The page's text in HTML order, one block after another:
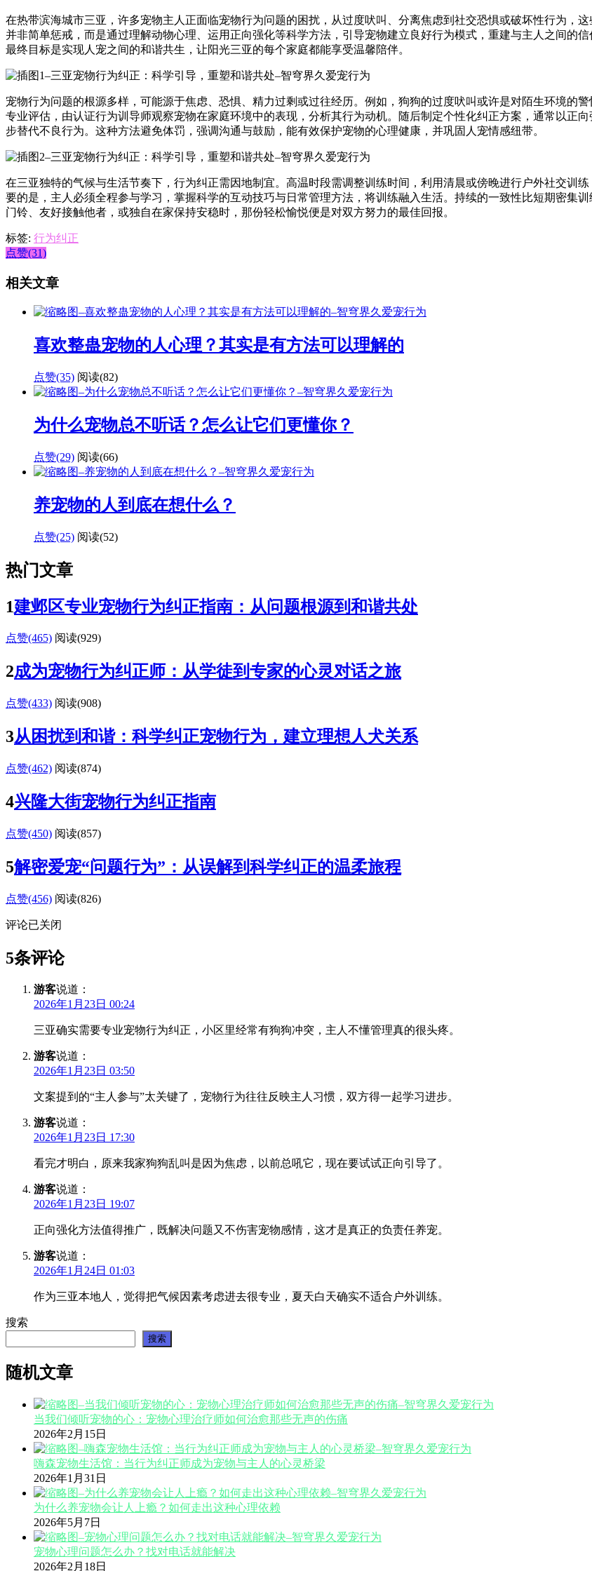
在热带滨海城市三亚，许多宠物主人正面临宠物行为问题的困扰，从过度吠叫、分离焦虑到社交恐惧或破坏性行为，
并非简单惩戒，而是通过理解动物心理、运用正向强化等科学方法，引导宠物建立良好行为模式，重建与主人之间的
最终目标是实现人宠之间的和谐共生，让阳光三亚的每个家庭都能享受温馨陪伴。
宠物行为问题的根源多样，可能源于焦虑、恐惧、精力过剩或过往经历。例如，狗狗的过度吠叫或许是对陌生环境的
专业评估，由认证行为训导师观察宠物在家庭环境中的表现，分析其行为动机。随后制定个性化纠正方案，通常以正
步替代不良行为。这种方法避免体罚，强调沟通与鼓励，能有效保护宠物的心理健康，并巩固人宠情感纽带。
在三亚独特的气候与生活节奏下，行为纠正需因地制宜。高温时段需调整训练时间，利用清晨或傍晚进行户外社交训
要的是，主人必须全程参与学习，掌握科学的互动技巧与日常管理方法，将训练融入生活。持续的一致性比短期密集
门铃、友好接触他者，或独自在家保持安稳时，那份轻松愉悦便是对双方努力的最佳回报。
标签: 行为纠正
点赞(31)
相关文章
喜欢整蛊宠物的人心理？其实是有方法可以理解的
点赞(35) 阅读(82)
为什么宠物总不听话？怎么让它们更懂你？
点赞(29) 阅读(66)
养宠物的人到底在想什么？
点赞(25) 阅读(52)
热门文章
1建邺区专业宠物行为纠正指南：从问题根源到和谐共处
点赞(465) 阅读(929)
2成为宠物行为纠正师：从学徒到专家的心灵对话之旅
点赞(433) 阅读(908)
3从困扰到和谐：科学纠正宠物行为，建立理想人犬关系
点赞(462) 阅读(874)
4兴隆大街宠物行为纠正指南
点赞(450) 阅读(857)
5解密爱宠“问题行为”：从误解到科学纠正的温柔旅程
点赞(456) 阅读(826)
评论已关闭
5条评论
游客说道：
2026年1月23日 00:24
三亚确实需要专业宠物行为纠正，小区里经常有狗狗冲突，主人不懂管理真的很头疼。
游客说道：
2026年1月23日 03:50
文案提到的“主人参与”太关键了，宠物行为往往反映主人习惯，双方得一起学习进步。
游客说道：
2026年1月23日 17:30
看完才明白，原来我家狗狗乱叫是因为焦虑，以前总吼它，现在要试试正向引导了。
游客说道：
2026年1月23日 19:07
正向强化方法值得推广，既解决问题又不伤害宠物感情，这才是真正的负责任养宠。
游客说道：
2026年1月24日 01:03
作为三亚本地人，觉得把气候因素考虑进去很专业，夏天白天确实不适合户外训练。
搜索
搜索
随机文章
当我们倾听宠物的心：宠物心理治疗师如何治愈那些无声的伤痛
2026年2月15日
嗨森宠物生活馆：当行为纠正师成为宠物与主人的心灵桥梁
2026年1月31日
为什么养宠物会让人上瘾？如何走出这种心理依赖
2026年5月7日
宠物心理问题怎么办？找对电话就能解决
2026年2月18日